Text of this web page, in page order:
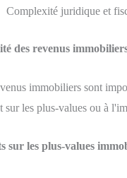
Complexité juridique et
des revenus
immobiliers sont
sur les plus-values ou à
sur les plus-values